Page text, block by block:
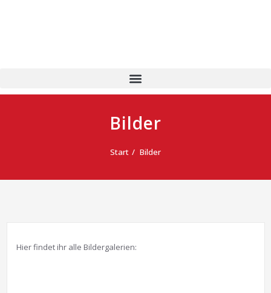
Bilder
Start Bilder
Hier findet ihr alle Bildergalerien: